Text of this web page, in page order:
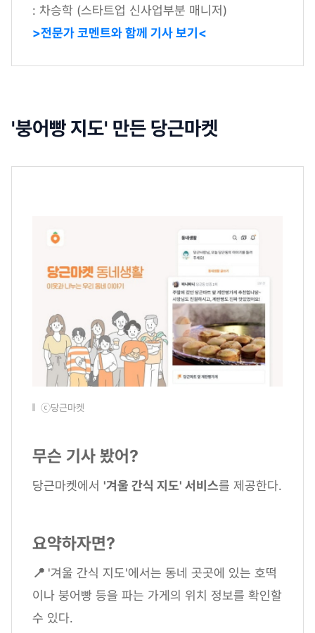
: 차승학 (스타트업 신사업부분 매니저)
>전문가 코멘트와 함께 기사 보기<
'붕어빵 지도' 만든 당근마켓
ⓒ당근마켓
무슨 기사 봤어?
당근마켓에서 '겨울 간식 지도' 서비스를 제공한다.
요약하자면?
📍 '겨울 간식 지도'에서는 동네 곳곳에 있는 호떡
이나 붕어빵 등을 파는 가게의 위치 정보를 확인할
수 있다.